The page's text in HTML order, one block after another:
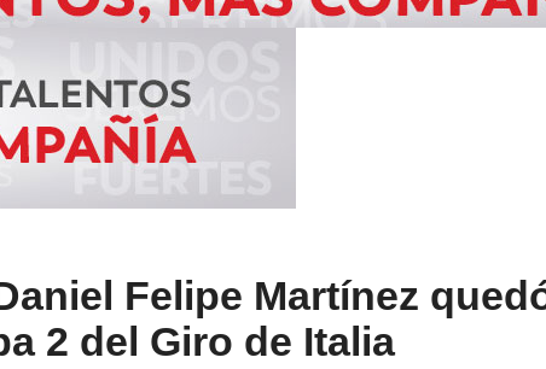
Felipe Martínez
2 del Giro de Italia